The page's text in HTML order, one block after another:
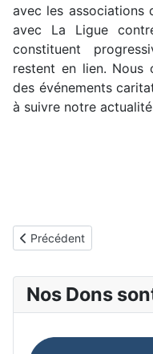
avec les
avec La Ligue
constituent
restent en lien. Nous
des événements
à suivre notre
Article précédent :
Précédent
Nos Dons